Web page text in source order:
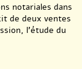
notariales dans
de deux ventes
l’étude du